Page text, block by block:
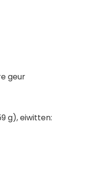
geur
g), eiwitten: